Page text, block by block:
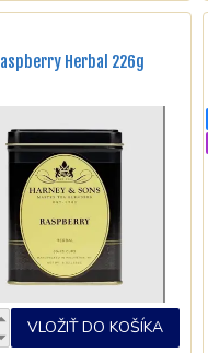
Herbal 226g
VLOŽIŤ DO KOŠÍKA